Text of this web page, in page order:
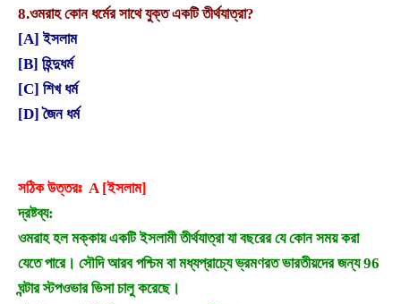
8.ওমরাহ কোন ধর্মের সাথে যুক্ত একটি তীর্থযাত্রা?
[A] ইসলাম
[B] হিন্দুধর্ম
[C] শিখ ধর্ম
[D] জৈন ধর্ম
সঠিক উত্তরঃ A [ইসলাম]
দ্রষ্টব্য:
ওমরাহ হল মক্কায় একটি ইসলামী তীর্থযাত্রা যা বছরের যে কোন সময় করা
যেতে পারে। সৌদি আরব পশ্চিম বা মধ্যপ্রাচ্যে ভ্রমণরত ভারতীয়দের জন্য 96
ঘন্টার স্টপওভার ভিসা চালু করেছে।